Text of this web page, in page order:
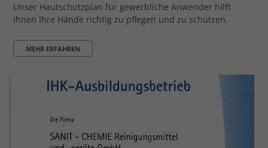
Unser Hautschutzplan für gewerbliche Anwender hilft
Ihnen Ihre Hände richtig zu pflegen und zu schützen.
MEHR ERFAHREN